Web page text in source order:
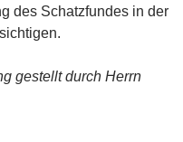
des Schatzfundes in der
gestellt durch Herrn